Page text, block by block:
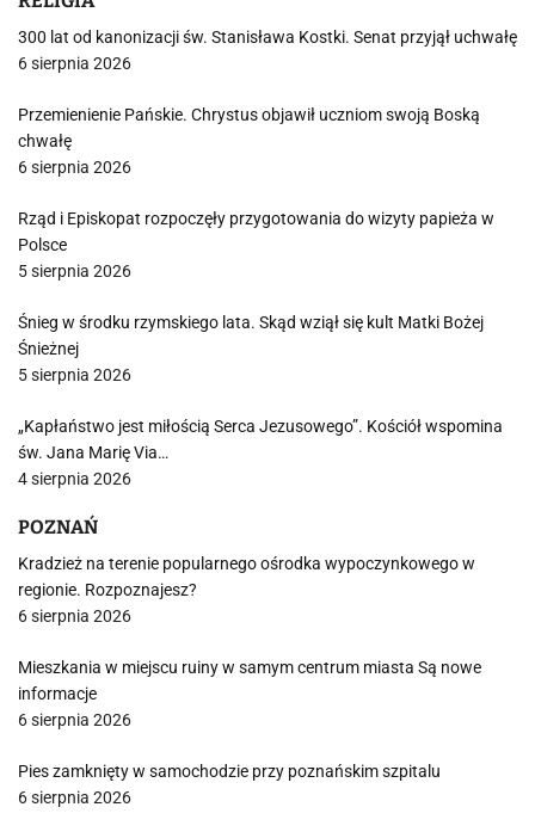
300 lat od kanonizacji św. Stanisława Kostki. Senat przyjął uchwałę
6 sierpnia 2026
Przemienienie Pańskie. Chrystus objawił uczniom swoją Boską
chwałę
6 sierpnia 2026
Rząd i Episkopat rozpoczęły przygotowania do wizyty papieża w
Polsce
5 sierpnia 2026
Śnieg w środku rzymskiego lata. Skąd wziął się kult Matki Bożej
Śnieżnej
5 sierpnia 2026
„Kapłaństwo jest miłością Serca Jezusowego”. Kościół wspomina
św. Jana Marię Via…
4 sierpnia 2026
POZNAŃ
Kradzież na terenie popularnego ośrodka wypoczynkowego w
regionie. Rozpoznajesz?
6 sierpnia 2026
Mieszkania w miejscu ruiny w samym centrum miasta Są nowe
informacje
6 sierpnia 2026
Pies zamknięty w samochodzie przy poznańskim szpitalu
6 sierpnia 2026